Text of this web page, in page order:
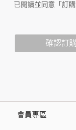
作與本公司合作時
不適用於本公司以
放連結的廠商也可
人資訊，這些廣告
策，其資料處理措
資料的蒐集與使用
已閱讀並同意「訂
確認訂
會員專區